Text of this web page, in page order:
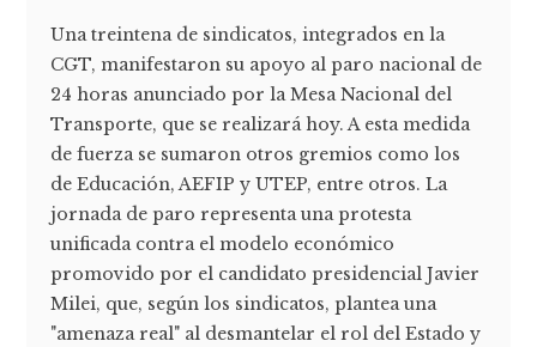
Una treintena de sindicatos, integrados en la
CGT, manifestaron su apoyo al paro nacional de
24 horas anunciado por la Mesa Nacional del
Transporte, que se realizará hoy. A esta medida
de fuerza se sumaron otros gremios como los
de Educación, AEFIP y UTEP, entre otros. La
jornada de paro representa una protesta
unificada contra el modelo económico
promovido por el candidato presidencial Javier
Milei, que, según los sindicatos, plantea una
"amenaza real" al desmantelar el rol del Estado y